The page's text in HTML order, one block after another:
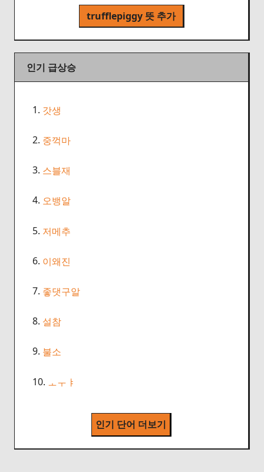
trufflepiggy 뜻 추가
인기 급상승
1. 갓생
2. 중꺽마
3. 스블재
4. 오뱅알
5. 저메추
6. 이왜진
7. 좋댓구알
8. 설참
9. 불소
10. ㅗㅜㅑ
인기 단어 더보기